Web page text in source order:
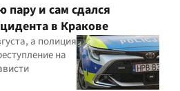
пару и сам сдался
в Кракове
а полиция
на